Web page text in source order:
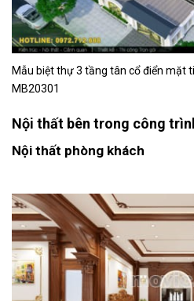
Mẫu biệt thự 3 tầng tân cổ điển mặt
MB20301
Nội thất bên trong công
Nội thất phòng khách